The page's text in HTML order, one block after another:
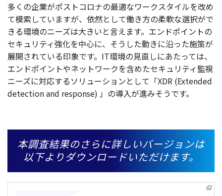
多くの企業がポストコロナの最適なワークスタイルを改め
て模索していますが、 依然として働き方の柔軟な選択がで
きる環境のニーズは大きいと言えます。 エンドポイントの
セキュリティ強化を中心に、そうした動きに沿った施策が
展開されている印象です。IT環境の見直しにあたっては、
エンドポイントやネットワークを含めたセキュリティ監視
ニーズに対応するソリューションとして「XDR (Extended
detection and response) 」の導入が進みそうです。
本調査結果のさらに詳しいバージョンは
以下よりダウンロードいただけます。